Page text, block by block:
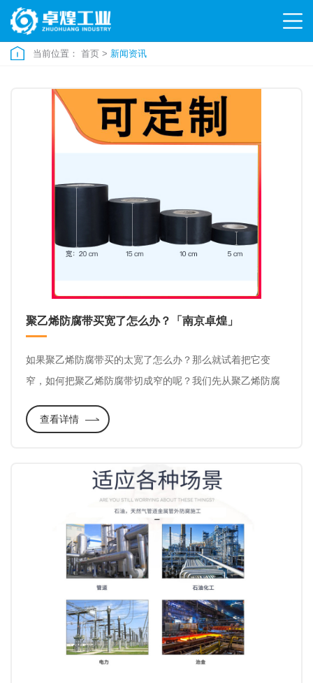
当前位置： 首页 > 新闻资讯
聚乙烯防腐带买宽了怎么办？「南京卓煌」
如果聚乙烯防腐带买的太宽了怎么办？那么就试着把它变
窄，如何把聚乙烯防腐带切成窄的呢？我们先从聚乙烯防腐
的，另一种是没有隔离膜的。
查看详情